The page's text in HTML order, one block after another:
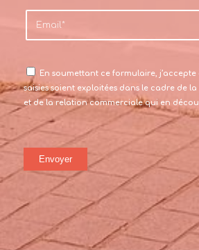
En soumettant ce formulaire,
saisies soient exploitées dans le cadre de
et de la relation commerciale qui en